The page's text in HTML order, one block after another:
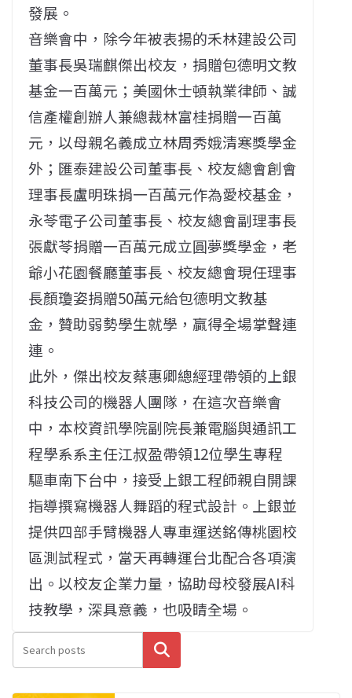
發展。
音樂會中，除今年被表揚的禾林建設公司
董事長吳瑞麒傑出校友，捐贈包德明文教
基金一百萬元；美國休士頓執業律師、誠
信產權創辦人兼總裁林富桂捐贈一百萬
元，以母親名義成立林周秀娥清寒獎學金
外；匯泰建設公司董事長、校友總會創會
理事長盧明珠捐一百萬元作為愛校基金，
永苓電子公司董事長、校友總會副理事長
張獻苓捐贈一百萬元成立圓夢獎學金，老
爺小花園餐廳董事長、校友總會現任理事
長顏瓊姿捐贈50萬元給包德明文教基
金，贊助弱勢學生就學，贏得全場掌聲連
連。
此外，傑出校友蔡惠卿總經理帶領的上銀
科技公司的機器人團隊，在這次音樂會
中，本校資訊學院副院長兼電腦與通訊工
程學系系主任江叔盈帶領12位學生專程
驅車南下台中，接受上銀工程師親自開課
指導撰寫機器人舞蹈的程式設計。上銀並
提供四部手臂機器人專車運送銘傳桃園校
區測試程式，當天再轉運台北配合各項演
出。以校友企業力量，協助母校發展AI科
技教學，深具意義，也吸睛全場。
搜尋